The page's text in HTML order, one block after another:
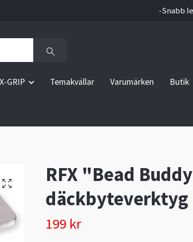
-Snabb
X-GRIP Temakvällar Varumärken Butik
RFX "Bead
däckbyteverktyg
199 kr